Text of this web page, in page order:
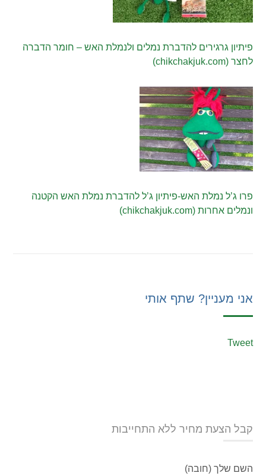
פיתיון גרגירים להדברת נמלים ולנמלת האש – חומר הדברה
לחצר (chikchakjuk.com)
פרו ג’ל נמלת האש-פיתיון ג’ל להדברת נמלת האש הקטנה
ונמלים אחרות (chikchakjuk.com)
אני מעניין? שתף אותי
Tweet
קבל הצעת מחיר ללא התחייבות
השם שלך (חובה)